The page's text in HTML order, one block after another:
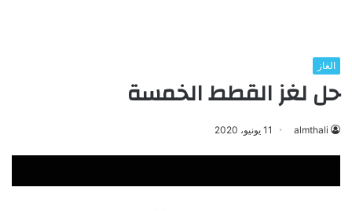
الغاز
حل لغز القطط الخمسة
almthali 11 يونيو، 2020